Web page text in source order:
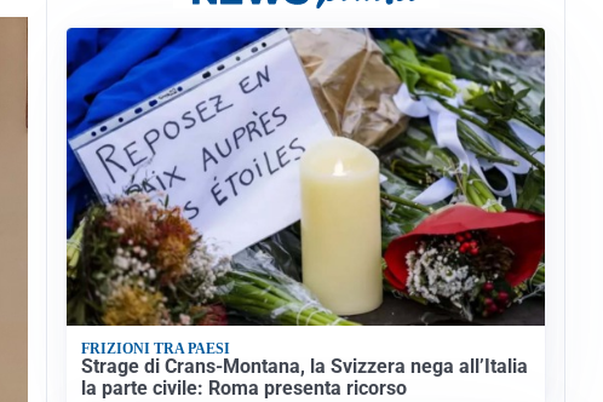
FRIZIONI TRA PAESI
Strage di Crans-Montana, la Svizzera nega all’Italia
la parte civile: Roma presenta ricorso